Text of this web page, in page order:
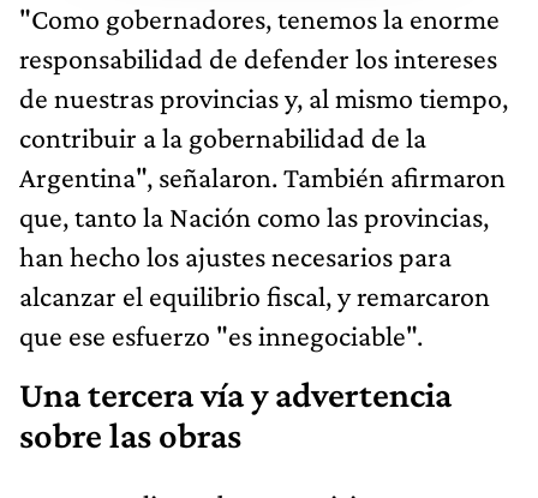
"Como gobernadores, tenemos la enorme
responsabilidad de defender los intereses
de nuestras provincias y, al mismo tiempo,
contribuir a la gobernabilidad de la
Argentina", señalaron. También afirmaron
que, tanto la Nación como las provincias,
han hecho los ajustes necesarios para
alcanzar el equilibrio fiscal, y remarcaron
que ese esfuerzo "es innegociable".
Una tercera vía y advertencia
sobre las obras